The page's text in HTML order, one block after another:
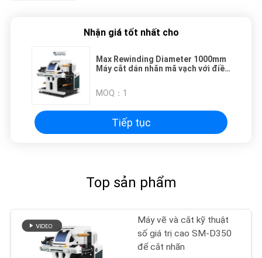
Nhận giá tốt nhất cho
Max Rewinding Diameter 1000mm
Máy cắt dán nhãn mã vạch với điều
MOQ： 1
Tiếp tục
Top sản phẩm
Máy vẽ và cắt kỹ thuật
số giá trị cao SM-D350
để cắt nhãn